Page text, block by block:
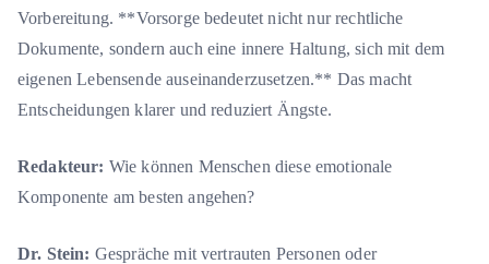
Vorbereitung. **Vorsorge bedeutet nicht nur rechtliche
Dokumente, sondern auch eine innere Haltung, sich mit dem
eigenen Lebensende auseinanderzusetzen.** Das macht
Entscheidungen klarer und reduziert Ängste.
Redakteur: Wie können Menschen diese emotionale
Komponente am besten angehen?
Dr. Stein: Gespräche mit vertrauten Personen oder